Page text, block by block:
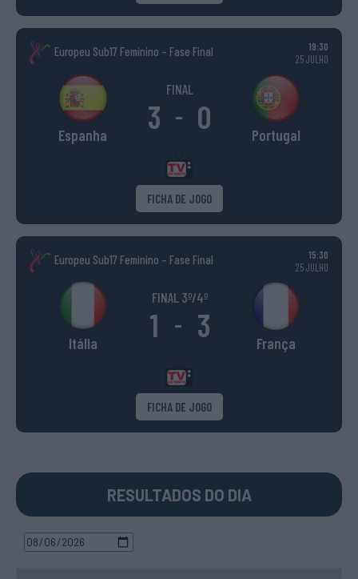
Europeu Sub17 Feminino – Fase Final
19:30
25 JULHO
Espanha
FINAL
3 - 0 Portugal
FICHA DE JOGO
Europeu Sub17 Feminino – Fase Final
15:30
25 JULHO
Itália
FINAL 3º/4º
1 - 3 França
FICHA DE JOGO
RESULTADOS DO DIA